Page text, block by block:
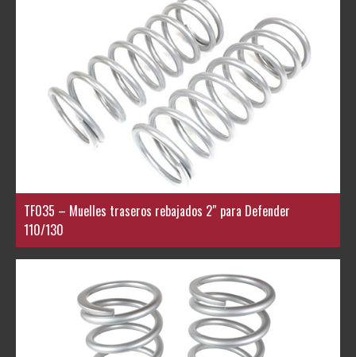
TF035 – Muelles traseros rebajados 2″ para Defender
110/130